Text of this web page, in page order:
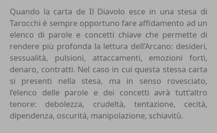
Quando la carta de Il Diavolo esce in una stesa di
Tarocchi è sempre opportuno fare affidamento ad un
elenco di parole e concetti chiave che permette di
rendere più profonda la lettura dell’Arcano: desideri,
sessualità, pulsioni, attaccamenti, emozioni forti,
denaro, contratti. Nel caso in cui questa stessa carta
si presenti nella stesa, ma in senso rovesciato,
l’elenco delle parole e dei concetti avrà tutt’altro
tenore: debolezza, crudeltà, tentazione, cecità,
dipendenza, oscurità, manipolazione, schiavitù.